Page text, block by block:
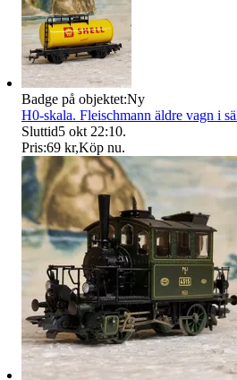
Badge på objektet:Ny
H0-skala. Fleischmann äldre vagn i
Sluttid5 okt 22:10.
Pris:69 kr,Köp nu.